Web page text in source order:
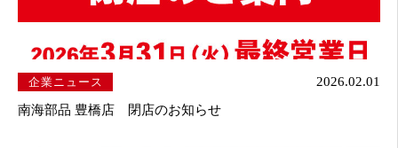
企業ニュース
2026.02.01
南海部品 豊橋店 閉店のお知らせ